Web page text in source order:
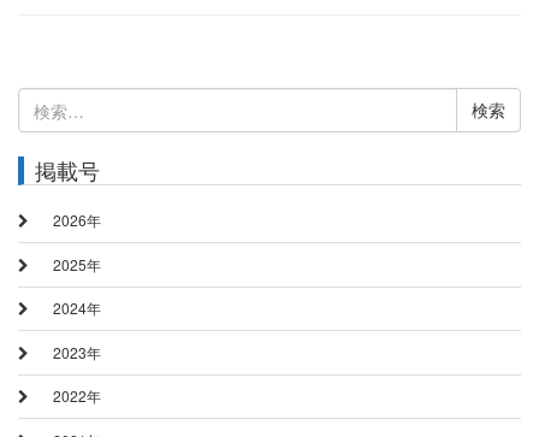
検
索:
掲載号
2026年
2025年
2024年
2023年
2022年